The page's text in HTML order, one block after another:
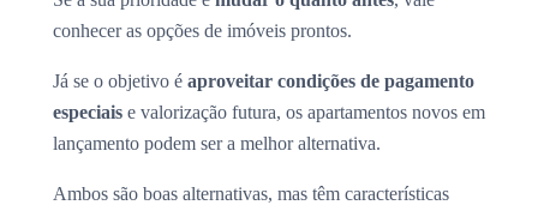
conhecer as opções de imóveis prontos.
Já se o objetivo é aproveitar condições de pagamento
especiais e valorização futura, os apartamentos novos em
lançamento podem ser a melhor alternativa.
Ambos são boas alternativas, mas têm características